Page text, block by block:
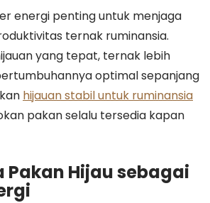
energi penting untuk menjaga
ternak ruminansia.
yang tepat, ternak lebih
optimal sepanjang
hijauan stabil untuk ruminansia
pakan selalu tersedia kapan
Pakan Hijau sebagai